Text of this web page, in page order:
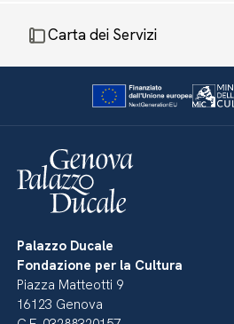
Carta dei Servizi
Palazzo Ducale
Fondazione per la Cultura
Piazza Matteotti 9
16123 Genova